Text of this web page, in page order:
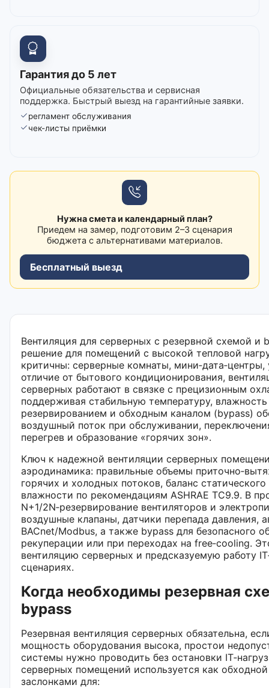
Гарантия до 5 лет
Официальные обязательства и сервисная
поддержка. Быстрый выезд на гарантийные заявки.
регламент обслуживания
чек-листы приёмки
Нужна смета и календарный план?
Приедем на замер, подготовим 2–3 сценария
бюджета с альтернативами материалов.
Бесплатный выезд
Вентиляция для серверных с резервной схемой и
решение для помещений с высокой тепловой
критичны: серверные комнаты, мини‑дата‑центры,
отличие от бытового кондиционирования,
серверных работают в связке с прецизионным
поддерживая стабильную температуру,
резервированием и обходным каналом (bypass)
воздушный поток при обслуживании,
перегрев и образование «горячих зон».
Ключ к надежной вентиляции серверных
аэродинамика: правильные объемы
горячих и холодных потоков, баланс
влажности по рекомендациям ASHRAE TC9.9. В
N+1/2N‑резервирование вентиляторов и
воздушные клапаны, датчики перепада давления,
BACnet/Modbus, а также bypass для безопасного
рекуперации или при переходах на free‑cooling.
вентиляцию серверных и предсказуемую работу
сценариях.
Когда необходимы резервная
bypass
Резервная вентиляция серверных обязательна,
мощность оборудования высока, простои
системы нужно проводить без остановки
серверных помещений используется как
заслонками для: